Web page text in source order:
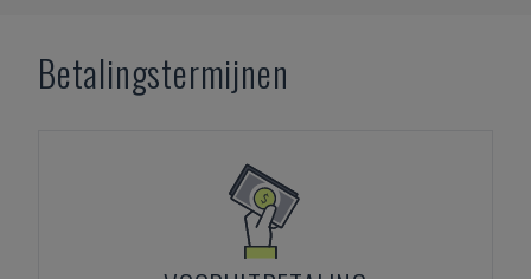
Betalingstermijnen